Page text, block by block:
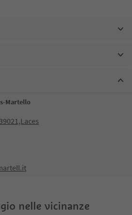
Martello
nelle vicinanze